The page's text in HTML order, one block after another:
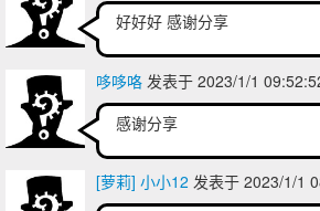
好好好 感谢分享
哆哆咯 发表于 2023/1/1
感谢分享
[萝莉] 小小12 发表于 2023/1/1